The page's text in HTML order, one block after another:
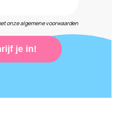
onze algemene voorwaarden
je in!